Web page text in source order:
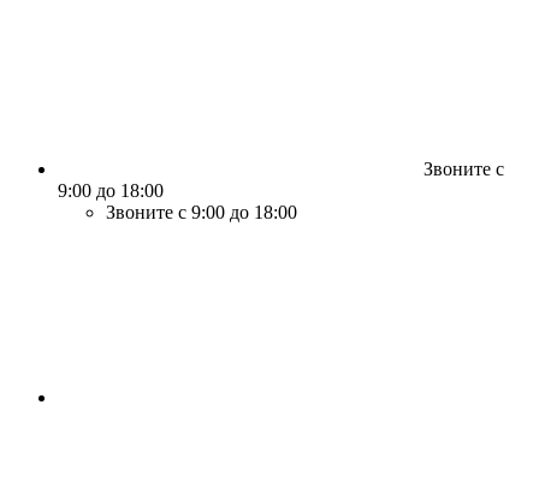
Звоните с
9:00 до 18:00
Звоните с 9:00 до 18:00